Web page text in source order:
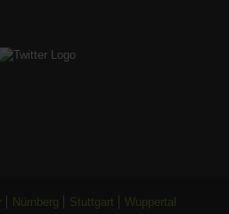
Nürnberg Stuttgart Wuppertal